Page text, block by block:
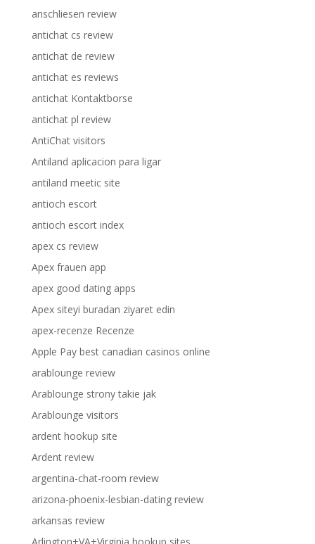
anschliesen review
antichat cs review
antichat de review
antichat es reviews
antichat Kontaktborse
antichat pl review
AntiChat visitors
Antiland aplicacion para ligar
antiland meetic site
antioch escort
antioch escort index
apex cs review
Apex frauen app
apex good dating apps
Apex siteyi buradan ziyaret edin
apex-recenze Recenze
Apple Pay best canadian casinos online
arablounge review
Arablounge strony takie jak
Arablounge visitors
ardent hookup site
Ardent review
argentina-chat-room review
arizona-phoenix-lesbian-dating review
arkansas review